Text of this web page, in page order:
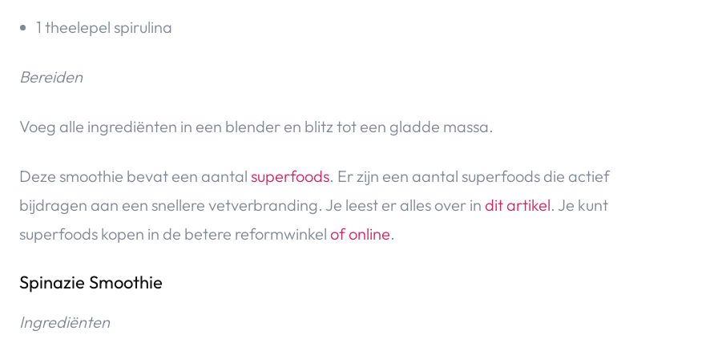
1 theelepel spirulina
Bereiden
Voeg alle ingrediënten in een blender en blitz tot een gladde massa.
Deze smoothie bevat een aantal superfoods. Er zijn een aantal superfoods die actief
bijdragen aan een snellere vetverbranding. Je leest er alles over in dit artikel. Je kunt
superfoods kopen in de betere reformwinkel of online.
Spinazie Smoothie
Ingrediënten